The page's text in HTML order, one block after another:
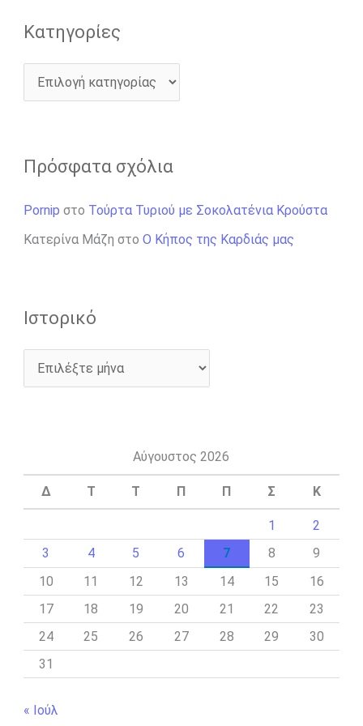
Kατηγορίες
Πρόσφατα σχόλια
Pornip στο Τούρτα Τυριού με Σοκολατένια Κρούστα
Κατερίνα Μάζη στο Ο Κήπος της Καρδιάς μας
Ιστορικό
Αύγουστος 2026
Δ Τ Τ Π Π Σ Κ
1
2
3
4 5 6 7 8
9
10
11 12 13 14 15
16
17
18 19 20 21 22
23
24
25 26 27 28 29
30
31
« Ιούλ